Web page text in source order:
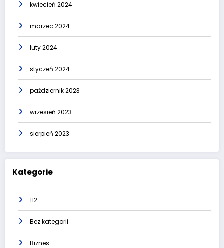
kwiecień 2024
marzec 2024
luty 2024
styczeń 2024
październik 2023
wrzesień 2023
sierpień 2023
Kategorie
112
Bez kategorii
Biznes